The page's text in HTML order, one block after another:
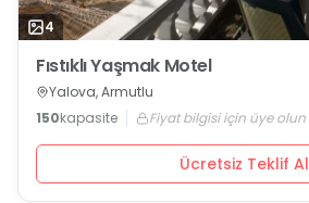
4
Fıstıklı Yaşmak Motel
Yalova, Armutlu
150kapasite Fiyat bilgisi için üye olun
Ücretsiz Teklif Al